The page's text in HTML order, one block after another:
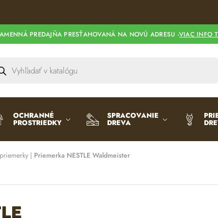
PREDAJŇA PRESŤAHOVANÁ NA NOVÚ ADRESU -VIAC INFO
OCHRANNÉ
PROSTRIEDKY
SPRACOVANIE
DREVA
| Priemerka NESTLE Waldmeister